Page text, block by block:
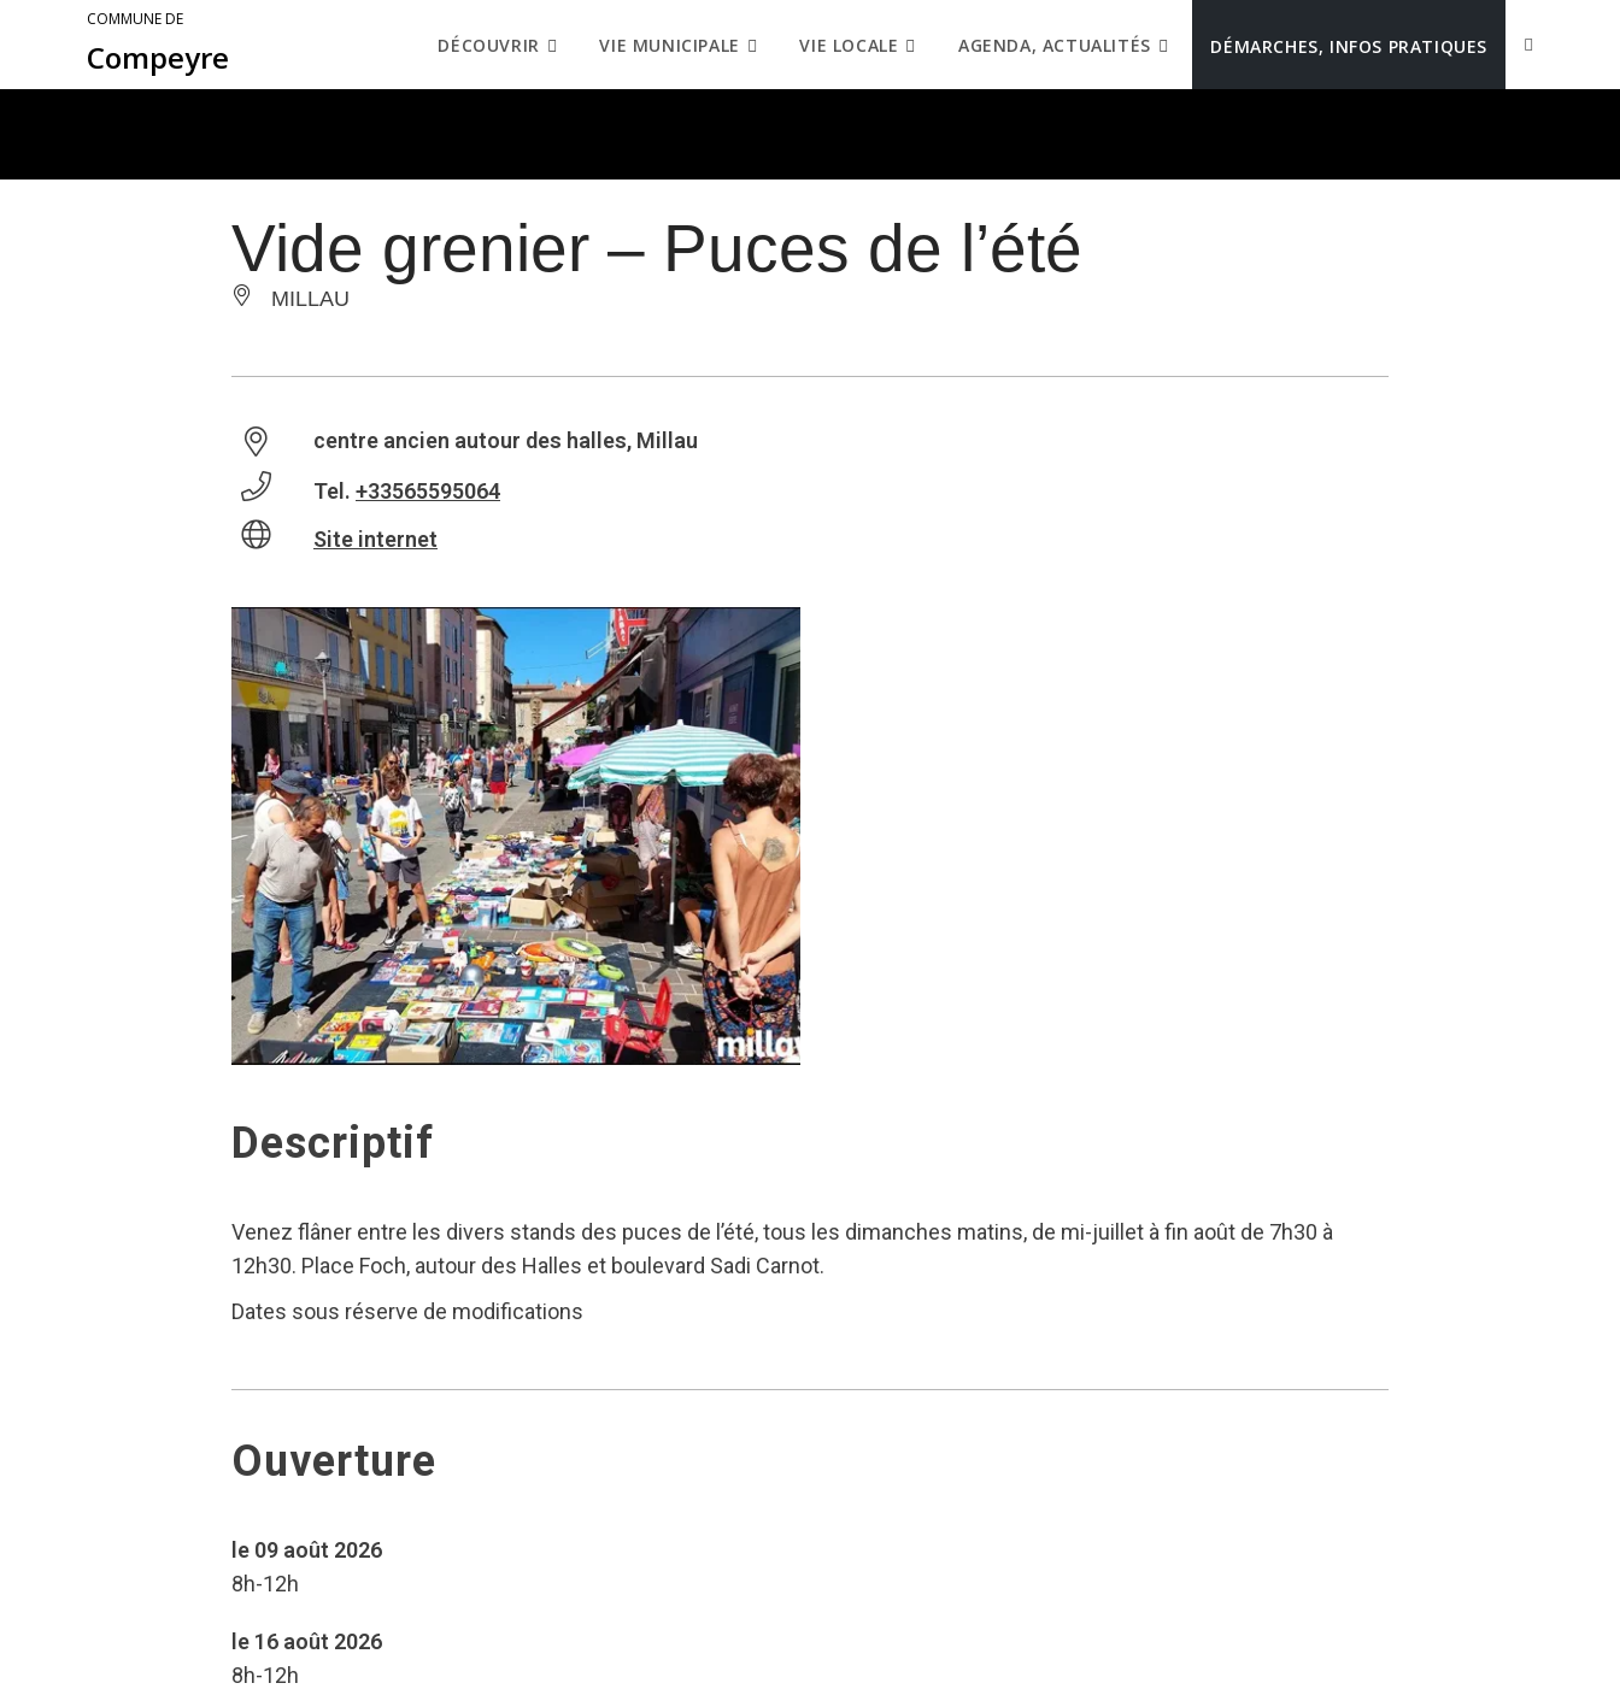
COMMUNE DE
Compeyre DÉCOUVRIR VIE MUNICIPALE VIE LOCALE AGENDA, ACTUALITÉS DÉMARCHES, INFOS PRATIQUES
Vide grenier – Puces de l’été
MILLAU
centre ancien autour des halles, Millau
Tel. +33565595064
Site internet
Descriptif
Venez flâner entre les divers stands des puces de l’été, tous les dimanches matins, de mi-juillet à fin août de 7h30 à
12h30. Place Foch, autour des Halles et boulevard Sadi Carnot.
Dates sous réserve de modifications
Ouverture
le 09 août 2026
8h-12h
le 16 août 2026
8h-12h